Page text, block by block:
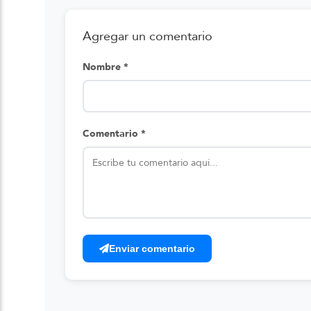
Agregar un comentario
Nombre *
Comentario *
Enviar comentario